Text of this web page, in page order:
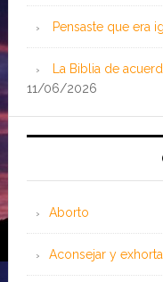
Pensaste que era
La Biblia de
11/06/2026
Aborto
Aconsejar y